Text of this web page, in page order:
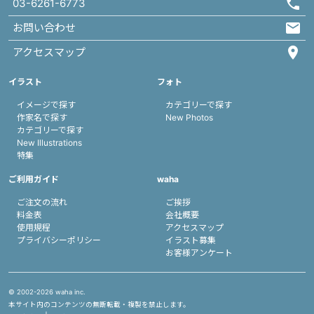
イラスト
イメージで探す
作家名で探す
カテゴリーで探す
New Illustrations
特集
フォト
カテゴリーで探す
New Photos
ご利用ガイド
ご注文の流れ
料金表
使用規程
プライバシーポリシー
waha
ご挨拶
会社概要
アクセスマップ
イラスト募集
お客様アンケート
03-6261-6773
お問い合わせ
アクセスマップ
© 2002-2026 waha inc.
本サイト内のコンテンツの無断転載・複製を禁止します。